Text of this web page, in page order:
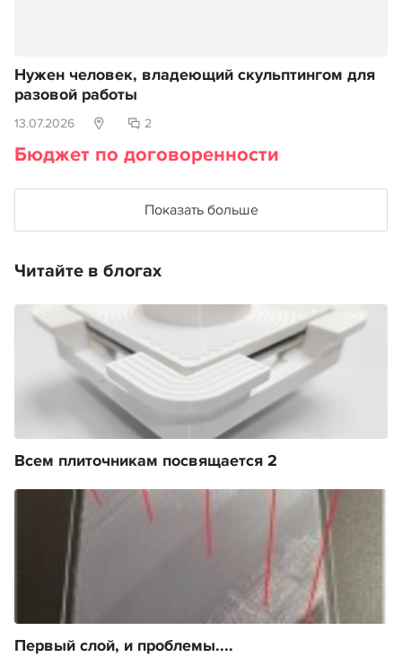
Нужен человек, владеющий скульптингом для
разовой работы
13.07.2026 2
Бюджет по договоренности
Показать больше
Читайте в блогах
Всем плиточникам посвящается 2
Первый слой, и проблемы....